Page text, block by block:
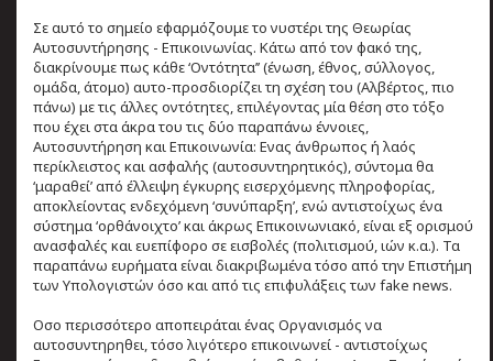
Σε αυτό το σημείο εφαρμόζουμε το νυστέρι της Θεωρίας
Αυτοσυντήρησης - Επικοινωνίας. Κάτω από τον φακό της,
διακρίνουμε πως κάθε ‘Οντότητα’’ (ένωση, έθνος, σύλλογος,
ομάδα, άτομο) αυτο-προσδιορίζει τη σχέση του (Αλβέρτος, πιο
πάνω) με τις άλλες οντότητες, επιλέγοντας μία θέση στο τόξο
που έχει στα άκρα του τις δύο παραπάνω έννοιες,
Αυτοσυντήρηση και Επικοινωνία: Ενας άνθρωπος ή λαός
περίκλειστος και ασφαλής (αυτοσυντηρητικός), σύντομα θα
‘μαραθεί’ από έλλειψη έγκυρης εισερχόμενης πληροφορίας,
αποκλείοντας ενδεχόμενη ‘συνύπαρξη’, ενώ αντιστοίχως ένα
σύστημα ‘ορθάνοιχτο’ και άκρως Επικοινωνιακό, είναι εξ ορισμού
ανασφαλές και ευεπίφορο σε εισβολές (πολιτισμού, ιών κ.α.). Τα
παραπάνω ευρήματα είναι διακριβωμένα τόσο από την Επιστήμη
των Υπολογιστών όσο και από τις επιφυλάξεις των fake news.
Οσο περισσότερο αποπειράται ένας Οργανισμός να
αυτοσυντηρηθει, τόσο λιγότερο επικοινωνεί - αντιστοίχως